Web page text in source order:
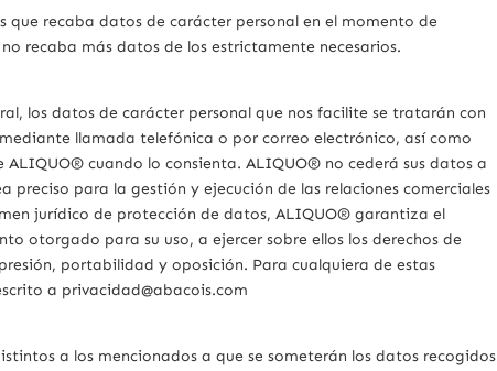
recaba datos de carácter personal en el momento de
recaba más datos de los estrictamente necesarios.
los datos de carácter personal que nos facilite se tratarán con
llamada telefónica o por correo electrónico, así como
cuando lo consienta. ALIQUO® no cederá sus datos a
preciso para la gestión y ejecución de las relaciones comerciales
jurídico de protección de datos, ALIQUO® garantiza el
otorgado para su uso, a ejercer sobre ellos los derechos de
portabilidad y oposición. Para cualquiera de estas
a privacidad@abacois.com
a los mencionados a que se someterán los datos recogidos